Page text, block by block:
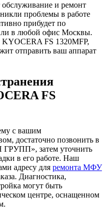
и ремонт
проблемы в работе
прибудет по
в любой офис Москвы.
KYOCERA FS 1320MFP,
отправить ваш аппарат
FS
с вашим
достаточно позвонить в
затем уточнить
в его работе. Наш
адресу для ремонта МФУ
Диагностика,
могут быть
центре, оснащенном